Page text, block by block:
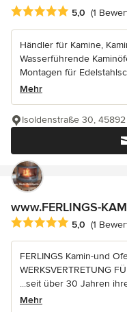
Durchschnittliche
5,0 (1
Händler für Kamine,
Wasserführende
Montagen für
Mehr
Isoldenstraße 30,
www.FERLINGS-
Durchschnittliche
5,0 (1
FERLINGS Kamin-und
WERKSVERTRETUNG
...seit über 30 Jahren
Mehr